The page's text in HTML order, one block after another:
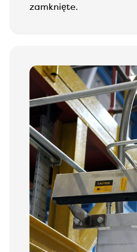
zamknięte.